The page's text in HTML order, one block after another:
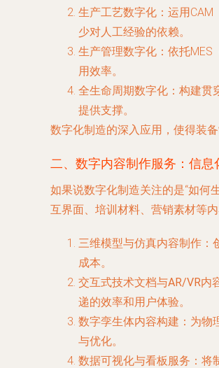
生产工艺数字化 ：运用
少对人工经验的依赖。
生产管理数字化 ：依托
用效率。
全生命周期数字化 ：构建
提供支撑。
数字化制造的深入应用，使得装
二、数字内容制作服务：信
如果说数字化制造关注的是“如何
互界面、培训材料、营销素材等
三维模型与仿真内容制作
成本。
交互式技术文档与AR/VR内
递的效率和用户体验。
数字孪生体内容构建 ：为
与优化。
数据可视化与看板服务 ：